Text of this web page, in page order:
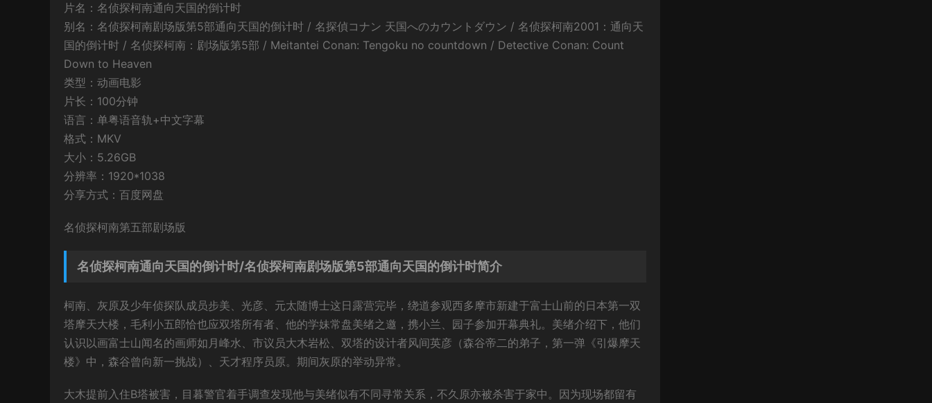
片名：名侦探柯南通向天国的倒计时
别名：名侦探柯南剧场版第5部通向天国的倒计时 / 名探偵コナン 天国へのカウントダウン / 名侦探柯南2001：通向天
国的倒计时 / 名侦探柯南：剧场版第5部 / Meitantei Conan: Tengoku no countdown / Detective Conan: Count
Down to Heaven
类型：动画电影
片长：100分钟
语言：单粤语音轨+中文字幕
格式：MKV
大小：5.26GB
分辨率：1920*1038
分享方式：百度网盘
名侦探柯南第五部剧场版
名侦探柯南通向天国的倒计时/名侦探柯南剧场版第5部通向天国的倒计时简介
柯南、灰原及少年侦探队成员步美、光彦、元太随博士这日露营完毕，绕道参观西多摩市新建于富士山前的日本第一双
塔摩天大楼，毛利小五郎恰也应双塔所有者、他的学妹常盘美绪之邀，携小兰、园子参加开幕典礼。美绪介绍下，他们
认识以画富士山闻名的画师如月峰水、市议员大木岩松、双塔的设计者风间英彦（森谷帝二的弟子，第一弹《引爆摩天
楼》中，森谷曾向新一挑战）、天才程序员原。期间灰原的举动异常。
大木提前入住B塔被害，目暮警官着手调查发现他与美绪似有不同寻常关系，不久原亦被杀害于家中。因为现场都留有